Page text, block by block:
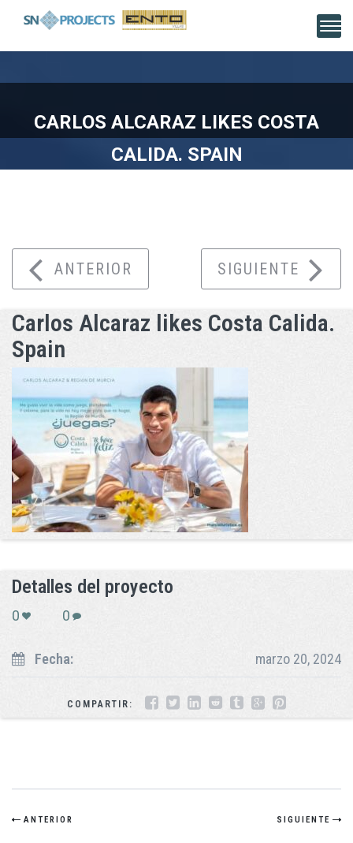
CARLOS ALCARAZ LIKES COSTA
CALIDA. SPAIN
ANTERIOR SIGUIENTE
Carlos Alcaraz likes Costa Calida.
Spain
Detalles del proyecto
0 0
Fecha: marzo 20, 2024
COMPARTIR:
ANTERIOR SIGUIENTE